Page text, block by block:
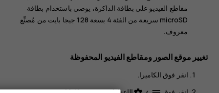
مقاطع الفيديو على بطاقة الذاكرة، يوصى باستخدام بطاقة
microSD سريعة من الفئة 4 بسعة 128 جيجا بايت من مُصنِّع
معروف.
تغيير موقع الصور ومقاطع الفيديو المحفوظة
انقر فوق الكاميرا.